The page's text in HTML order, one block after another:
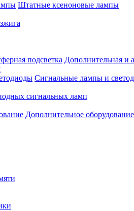
Штатные ксеноновые лампы
Дополнительная и
Cигнальные лампы и
сигнальных ламп
Дополнительное оборудование